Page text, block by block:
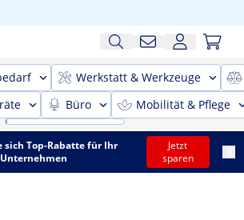
Werkstatt & Werkzeuge
Büro Mobilität & Pflege
sich Top-Rabatte für Ihr
Unternehmen
Jetzt
sparen